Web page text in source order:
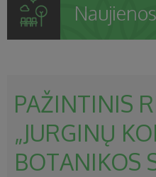
Naujienos
PAŽINTINIS
„JURGINŲ
BOTANIKOS